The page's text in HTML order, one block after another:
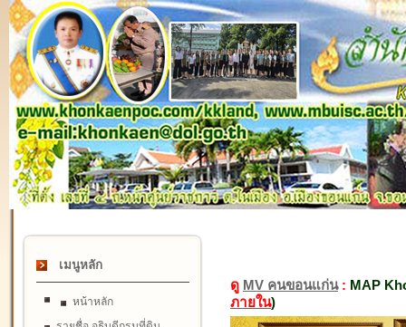
เมนูหลัก
หน้าหลัก
ดู MV คนขอนแก่น: MAP
ภายใน)